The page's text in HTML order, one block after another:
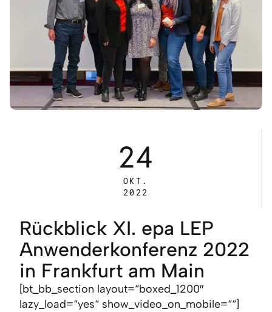
24
OKT.
2022
Rückblick XI. epa LEP
Anwenderkonferenz 2022
in Frankfurt am Main
[bt_bb_section layout=“boxed_1200″
lazy_load=“yes“ show_video_on_mobile=““]